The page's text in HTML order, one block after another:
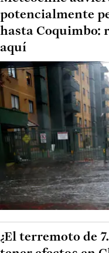
potencialmente
hasta Coquimbo:
aquí
¿El terremoto de